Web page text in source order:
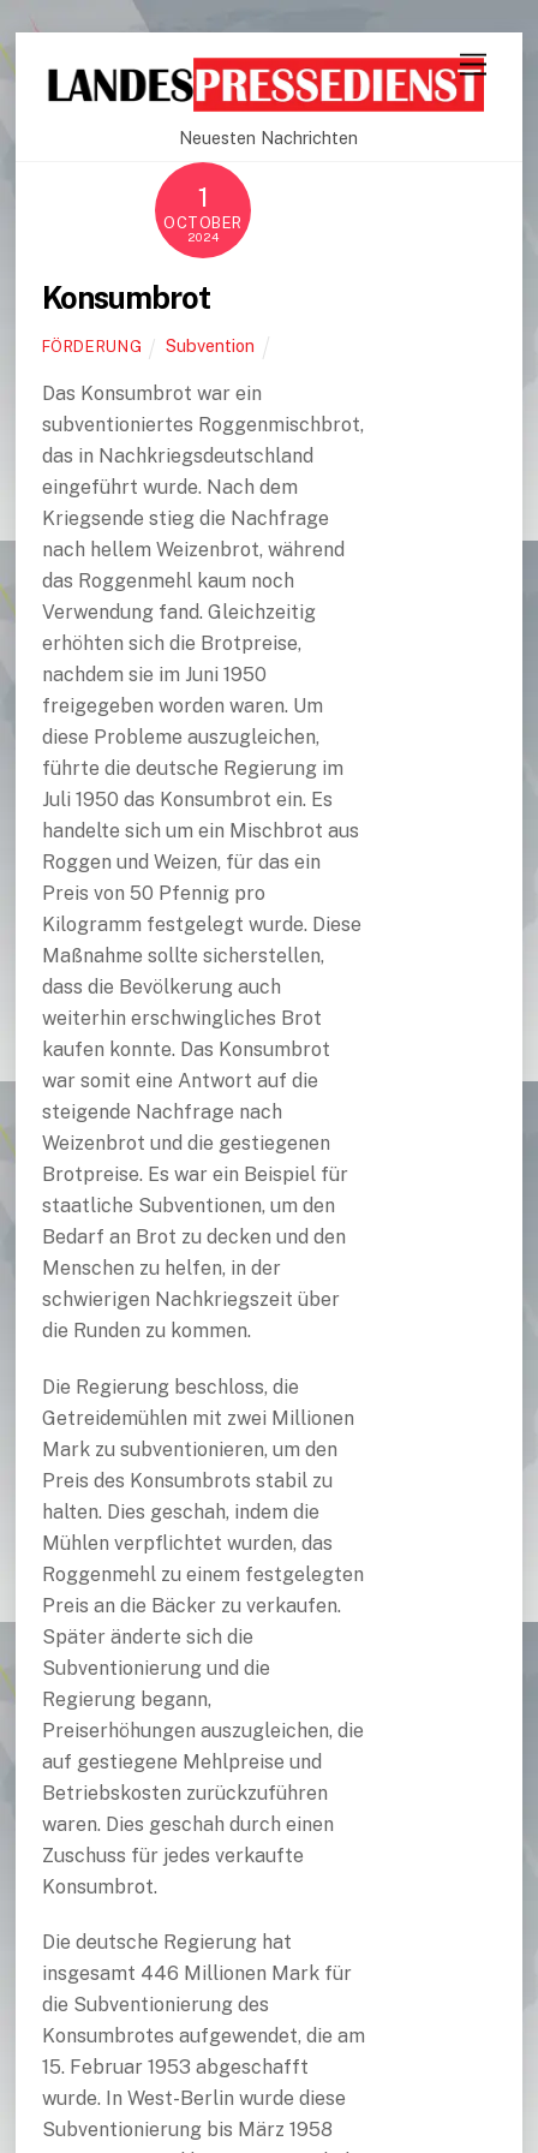
Neuesten Nachrichten
1
OCTOBER
2024
Konsumbrot
FÖRDERUNG Subvention
Das Konsumbrot war ein
subventioniertes Roggenmischbrot,
das in Nachkriegsdeutschland
eingeführt wurde. Nach dem
Kriegsende stieg die Nachfrage
nach hellem Weizenbrot, während
das Roggenmehl kaum noch
Verwendung fand. Gleichzeitig
erhöhten sich die Brotpreise,
nachdem sie im Juni 1950
freigegeben worden waren. Um
diese Probleme auszugleichen,
führte die deutsche Regierung im
Juli 1950 das Konsumbrot ein. Es
handelte sich um ein Mischbrot aus
Roggen und Weizen, für das ein
Preis von 50 Pfennig pro
Kilogramm festgelegt wurde. Diese
Maßnahme sollte sicherstellen,
dass die Bevölkerung auch
weiterhin erschwingliches Brot
kaufen konnte. Das Konsumbrot
war somit eine Antwort auf die
steigende Nachfrage nach
Weizenbrot und die gestiegenen
Brotpreise. Es war ein Beispiel für
staatliche Subventionen, um den
Bedarf an Brot zu decken und den
Menschen zu helfen, in der
schwierigen Nachkriegszeit über
die Runden zu kommen.
Die Regierung beschloss, die
Getreidemühlen mit zwei Millionen
Mark zu subventionieren, um den
Preis des Konsumbrots stabil zu
halten. Dies geschah, indem die
Mühlen verpflichtet wurden, das
Roggenmehl zu einem festgelegten
Preis an die Bäcker zu verkaufen.
Später änderte sich die
Subventionierung und die
Regierung begann,
Preiserhöhungen auszugleichen, die
auf gestiegene Mehlpreise und
Betriebskosten zurückzuführen
waren. Dies geschah durch einen
Zuschuss für jedes verkaufte
Konsumbrot.
Die deutsche Regierung hat
insgesamt 446 Millionen Mark für
die Subventionierung des
Konsumbrotes aufgewendet, die am
15. Februar 1953 abgeschafft
wurde. In West-Berlin wurde diese
Subventionierung bis März 1958